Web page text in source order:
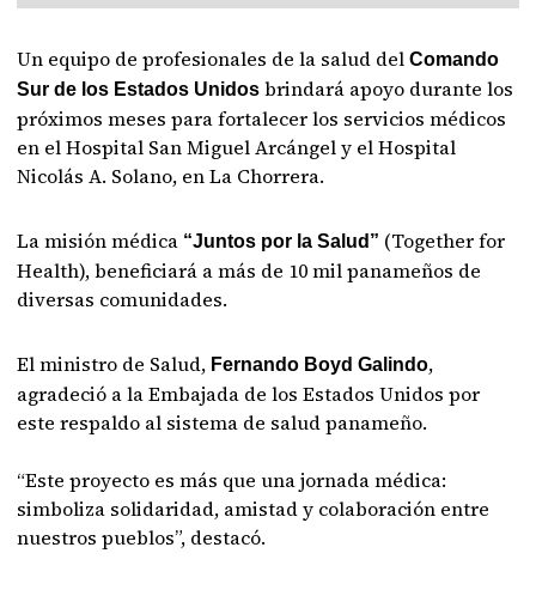
Un equipo de profesionales de la salud del Comando
Sur de los Estados Unidosbrindará apoyo durante los
próximos meses para fortalecer los servicios médicos
en el Hospital San Miguel Arcángel y el Hospital
Nicolás A. Solano, en La Chorrera.
La misión médica “Juntos por la Salud” (Together for
Health), beneficiará a más de 10 mil panameños de
diversas comunidades.
El ministro de Salud, Fernando Boyd Galindo,
agradeció a la Embajada de los Estados Unidos por
este respaldo al sistema de salud panameño.
“Este proyecto es más que una jornada médica:
simboliza solidaridad, amistad y colaboración entre
nuestros pueblos”, destacó.